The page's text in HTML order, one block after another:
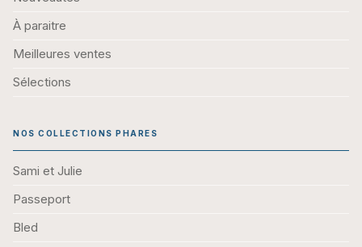
À paraitre
Meilleures ventes
Sélections
NOS COLLECTIONS PHARES
Sami et Julie
Passeport
Bled